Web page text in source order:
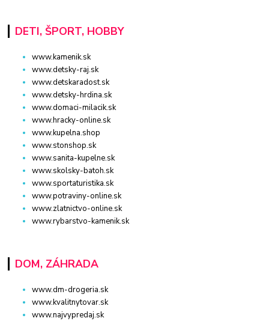
DETI, ŠPORT, HOBBY
www.kamenik.sk
www.detsky-raj.sk
www.detskaradost.sk
www.detsky-hrdina.sk
www.domaci-milacik.sk
www.hracky-online.sk
www.kupelna.shop
www.stonshop.sk
www.sanita-kupelne.sk
www.skolsky-batoh.sk
www.sportaturistika.sk
www.potraviny-online.sk
www.zlatnictvo-online.sk
www.rybarstvo-kamenik.sk
DOM, ZÁHRADA
www.dm-drogeria.sk
www.kvalitnytovar.sk
www.najvypredaj.sk